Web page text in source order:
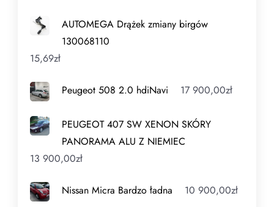
AUTOMEGA Drążek zmiany birgów
130068110
15,69zł
Peugeot 508 2.0 hdiNavi 17 900,00zł
PEUGEOT 407 SW XENON SKÓRY
PANORAMA ALU Z NIEMIEC
13 900,00zł
Nissan Micra Bardzo ładna 10 900,00zł